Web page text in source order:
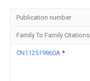
Publication number
Family To Family Citations
CN112519860A *